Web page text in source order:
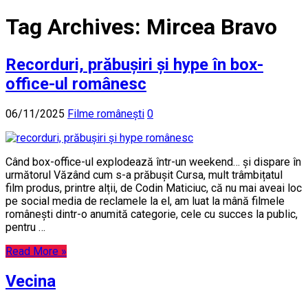
Tag Archives: Mircea Bravo
Recorduri, prăbușiri și hype în box-
office-ul românesc
06/11/2025 Filme românești 0
Când box-office-ul explodează într-un weekend… și dispare în
următorul Văzând cum s-a prăbușit Cursa, mult trâmbițatul
film produs, printre alții, de Codin Maticiuc, că nu mai aveai loc
pe social media de reclamele la el, am luat la mână filmele
românești dintr-o anumită categorie, cele cu succes la public,
pentru …
Read More »
Vecina